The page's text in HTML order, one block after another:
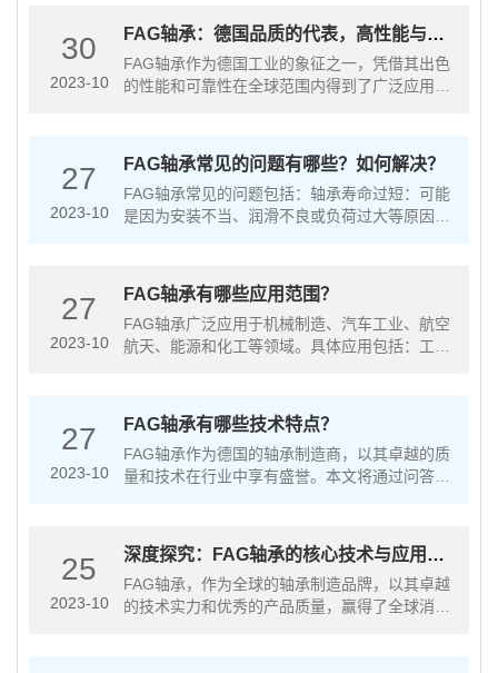
安全性的轴承产品和解决方案，满···
30
2023-10
FAG轴承：德国品质的代表，高性能与稳
定性的保障
FAG轴承作为德国工业的象征之一，凭借其出色
的性能和可靠性在全球范围内得到了广泛应用。
FAG轴承采用优质钢材制造···
27
2023-10
FAG轴承常见的问题有哪些？如何解决？
FAG轴承常见的问题包括：轴承寿命过短：可能
是因为安装不当、润滑不良或负荷过大等原因导
当、损坏或磨损等原因导致。解决方···
27
2023-10
FAG轴承有哪些应用范围？
FAG轴承广泛应用于机械制造、汽车工业、航空
航天、能源和化工等领域。具体应用包括：工厂
统、制动系统等。航空航天：如飞机···
27
2023-10
FAG轴承有哪些技术特点？
FAG轴承作为德国的轴承制造商，以其卓越的质
量和技术在行业中享有盛誉。本文将通过问答形
承。FAG轴承采用优质材料和···
25
2023-10
深度探究：FAG轴承的核心技术与应用领
域
FAG轴承，作为全球的轴承制造品牌，以其卓越
的技术实力和优秀的产品质量，赢得了全球消费